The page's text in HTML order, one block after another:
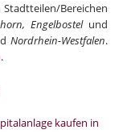
Bereichen
Engelbostelund
Nordrhein-Westfalen.
.
kaufen in